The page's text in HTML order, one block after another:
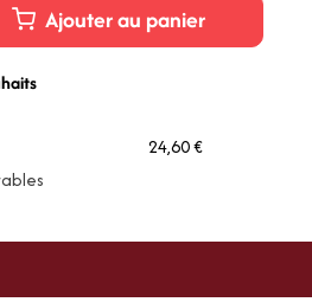
Ajouter au panier
24,60 €